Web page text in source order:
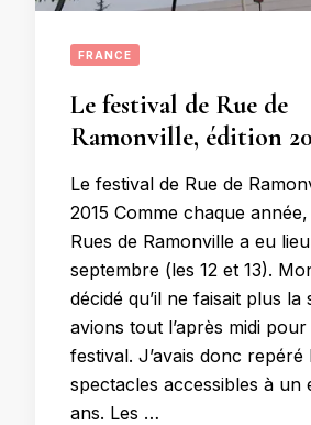
FRANCE
Le festival de Rue de
Ramonville, édition
Le festival de Rue de
2015 Comme chaque
Rues de Ramonville a eu
septembre (les 12 et 13).
décidé qu’il ne faisait plus la
avions tout l’après midi
festival. J’avais donc repéré
spectacles accessibles à un
ans. Les …